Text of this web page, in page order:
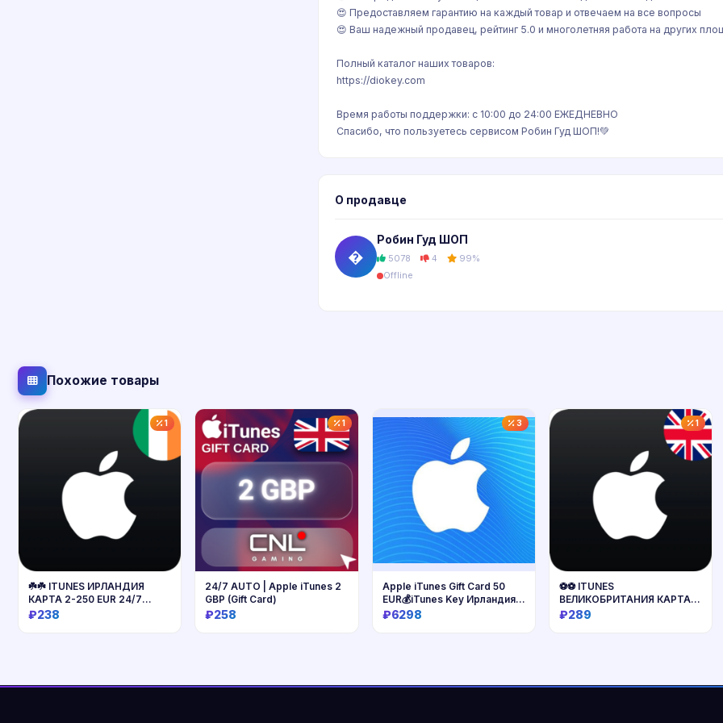
😍 Предоставляем гарантию на каждый товар и отвечаем на все вопросы
😍 Ваш надежный продавец, рейтинг 5.0 и многолетняя работа на других
Полный каталог наших товаров:
https://diokey.com
Время работы поддержки: с 10:00 до 24:00 ЕЖЕДНЕВНО
Спасибо, что пользуетесь сервисом Робин Гуд ШОП!💚
О продавце
�
Робин Гуд ШОП
5078 4 99%
Offline
Похожие товары
1
☘️☘️ ITUNES ИРЛАНДИЯ
КАРТА 2-250 EUR 24/7
БЫСТРО
₽238
1
24/7 AUTO | Apple iTunes 2
GBP (Gift Card)
₽258
3
Apple iTunes Gift Card 50
EUR💰iTunes Key Ирландия
🇮🇪
₽6298
1
⚽⚽ ITUNES
ВЕЛИКОБРИТАНИЯ КАРТА
2-500 GBP 24/7 БЫСТРО
₽289